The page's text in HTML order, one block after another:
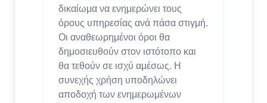
δικαίωμα να ενημερώνει τους
όρους υπηρεσίας ανά πάσα στιγμή.
Οι αναθεωρημένοι όροι θα
δημοσιευθούν στον ιστότοπο και
θα τεθούν σε ισχύ αμέσως. Η
συνεχής χρήση υποδηλώνει
αποδοχή των ενημερωμένων